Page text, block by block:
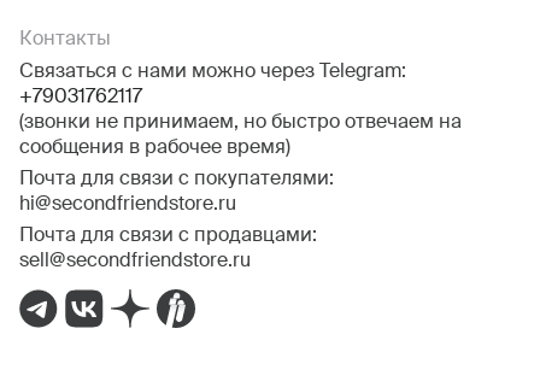
Контакты
Связаться с нами можно через Telegram:
+79031762117
(звонки не принимаем, но быстро отвечаем на
сообщения в рабочее время)
Почта для связи с покупателями:
hi@secondfriendstore.ru
Почта для связи с продавцами:
sell@secondfriendstore.ru